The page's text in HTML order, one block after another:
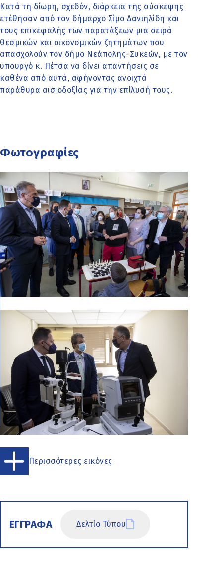
Κατά τη δίωρη, σχεδόν, διάρκεια της σύσκεψης
ετέθησαν από τον δήμαρχο Σίμο Δανιηλίδη και
τους επικεφαλής των παρατάξεων μια σειρά
θεσμικών και οικονομικών ζητημάτων που
απασχολούν τον δήμο Νεάπολης-Συκεών, με τον
υπουργό κ. Πέτσα να δίνει απαντήσεις σε
καθένα από αυτά, αφήνοντας ανοιχτά
παράθυρα αισιοδοξίας για την επίλυσή τους.
Φωτογραφίες
Περισσότερες εικόνες
ΕΓΓΡΑΦΑ Δελτίο Τύπου